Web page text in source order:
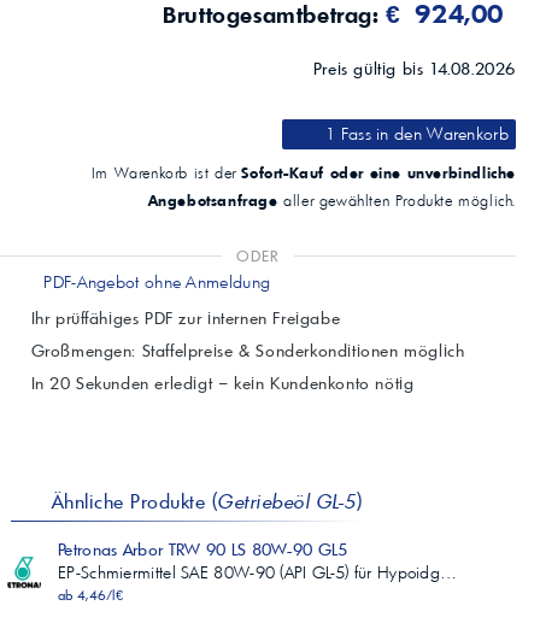
Bruttogesamtbetrag:€ 924,00
Preis gültig bis 14.08.2026
1 Fassin den Warenkorb
Im Warenkorb ist derSofort-Kauf oder eine unverbindliche
Angebotsanfrage aller gewählten Produkte möglich.
ODER
PDF-Angebot ohne Anmeldung
Ihr prüffähiges PDF zur internen Freigabe
Großmengen: Staffelpreise & Sonderkonditionen möglich
In 20 Sekunden erledigt – kein Kundenkonto nötig
Ähnliche Produkte (Getriebeöl GL-5)
Petronas Arbor TRW 90 LS 80W-90 GL5
EP-Schmiermittel SAE 80W-90 (API GL-5) für Hypoidg…
ab 4,46/l€